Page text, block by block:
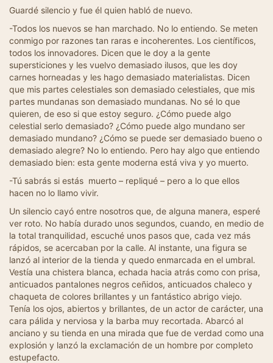
Guardé silencio y fue él quien habló de nuevo.
-Todos los nuevos se han marchado. No lo entiendo. Se meten
conmigo por razones tan raras e incoherentes. Los científicos,
todos los innovadores. Dicen que le doy a la gente
supersticiones y les vuelvo demasiado ilusos, que les doy
carnes horneadas y les hago demasiado materialistas. Dicen
que mis partes celestiales son demasiado celestiales, que mis
partes mundanas son demasiado mundanas. No sé lo que
quieren, de eso si que estoy seguro. ¿Cómo puede algo
celestial serlo demasiado? ¿Cómo puede algo mundano ser
demasiado mundano? ¿Cómo se puede ser demasiado bueno o
demasiado alegre? No lo entiendo. Pero hay algo que entiendo
demasiado bien: esta gente moderna está viva y yo muerto.
-Tú sabrás si estás muerto – repliqué – pero a lo que ellos
hacen no lo llamo vivir.
Un silencio cayó entre nosotros que, de alguna manera, esperé
ver roto. No había durado unos segundos, cuando, en medio de
la total tranquilidad, escuché unos pasos que, cada vez más
rápidos, se acercaban por la calle. Al instante, una figura se
lanzó al interior de la tienda y quedo enmarcada en el umbral.
Vestía una chistera blanca, echada hacia atrás como con prisa,
anticuados pantalones negros ceñidos, anticuados chaleco y
chaqueta de colores brillantes y un fantástico abrigo viejo.
Tenía los ojos, abiertos y brillantes, de un actor de carácter, una
cara pálida y nerviosa y la barba muy recortada. Abarcó al
anciano y su tienda en una mirada que fue de verdad como una
explosión y lanzó la exclamación de un hombre por completo
estupefacto.